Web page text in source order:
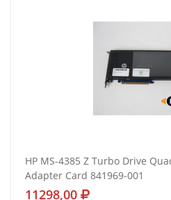
HP MS-4385 Z Turbo Drive
Adapter Card 841969-001
11298,00